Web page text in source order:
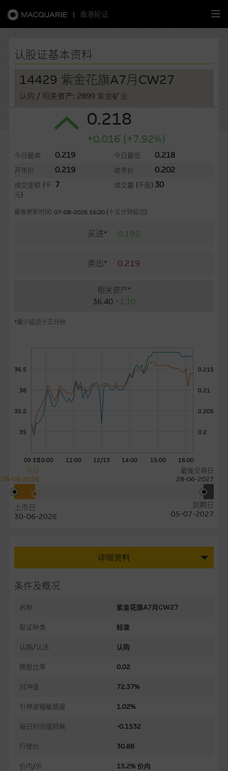
| 香港轮证
主页
牛熊证
认股证基本资料
14429 紫金花旗A7月CW27
认购 / 相关资产: 2899 紫金矿业
0.218
+0.016 (+7.92%)
今日最高 0.219 今日最低 0.218
开市价 0.219 收市价 0.202
成交金额 (千
元)
7 成交量 (千股) 30
最後更新时间: 07-08-2026 16:20 (十五分钟延迟)
买进* 0.195
卖出* 0.219
相关资产*
36.40 +1.10
*最少延迟十五分钟
09:3110:00 11:00 12/13 14:00 15:00 16:00
0.2
0.205
0.21
0.215
35
35.5
36
36.5
上市日
30-06-2026
今日
09-08-2026
最後交易日
28-06-2027
到期日
05-07-2027
详细资料
条件及概况
名称 紫金花旗A7月CW27
股证种类 标准
认购/认沽 认购
换股比率 0.02
对冲值 72.37%
引伸波幅敏感度 1.02%
每日时间值损耗 -0.1532
行使价 30.88
价内/外 15.2% 价内